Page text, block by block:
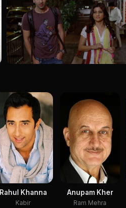
Rahul Khanna
Kabir
Anupam Kher
Ram Mehra